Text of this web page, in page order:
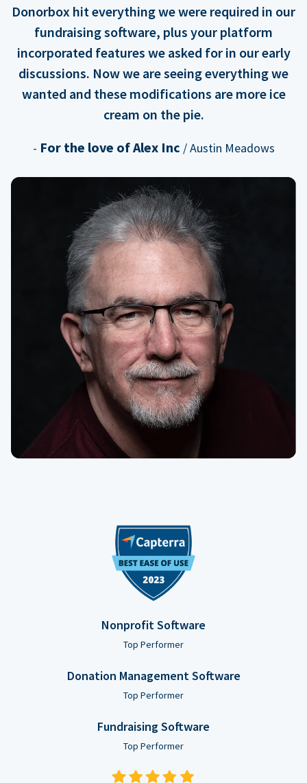
Donorbox hit everything we were required in our
fundraising software, plus your platform
incorporated features we asked for in our early
discussions. Now we are seeing everything we
wanted and these modifications are more ice
cream on the pie.
- For the love of Alex Inc / Austin Meadows
Nonprofit Software
Top Performer
Donation Management Software
Top Performer
Fundraising Software
Top Performer